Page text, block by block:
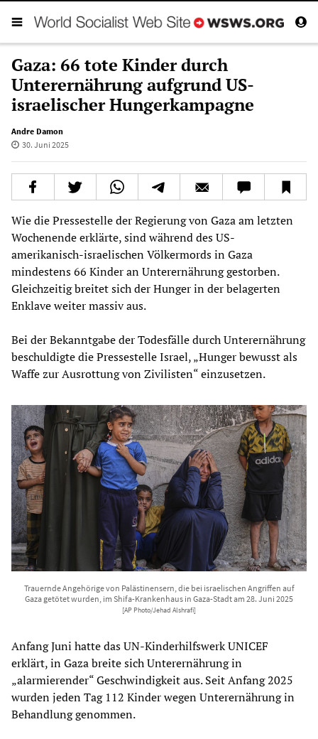
Gaza: 66 tote Kinder durch
Unterernährung aufgrund US-
israelischer Hungerkampagne
Andre Damon
30. Juni 2025
Wie die Pressestelle der Regierung von Gaza am letzten
Wochenende erklärte, sind während des US-
amerikanisch-israelischen Völkermords in Gaza
mindestens 66 Kinder an Unterernährung gestorben.
Gleichzeitig breitet sich der Hunger in der belagerten
Enklave weiter massiv aus.
Bei der Bekanntgabe der Todesfälle durch Unterernährung
beschuldigte die Pressestelle Israel, „Hunger bewusst als
Waffe zur Ausrottung von Zivilisten“ einzusetzen.
Trauernde Angehörige von Palästinensern, die bei israelischen Angriffen auf
Gaza getötet wurden, im Shifa-Krankenhaus in Gaza-Stadt am 28. Juni 2025
[AP Photo/Jehad Alshrafi]
Anfang Juni hatte das UN-Kinderhilfswerk UNICEF
erklärt, in Gaza breite sich Unterernährung in
„alarmierender“ Geschwindigkeit aus. Seit Anfang 2025
wurden jeden Tag 112 Kinder wegen Unterernährung in
Behandlung genommen.